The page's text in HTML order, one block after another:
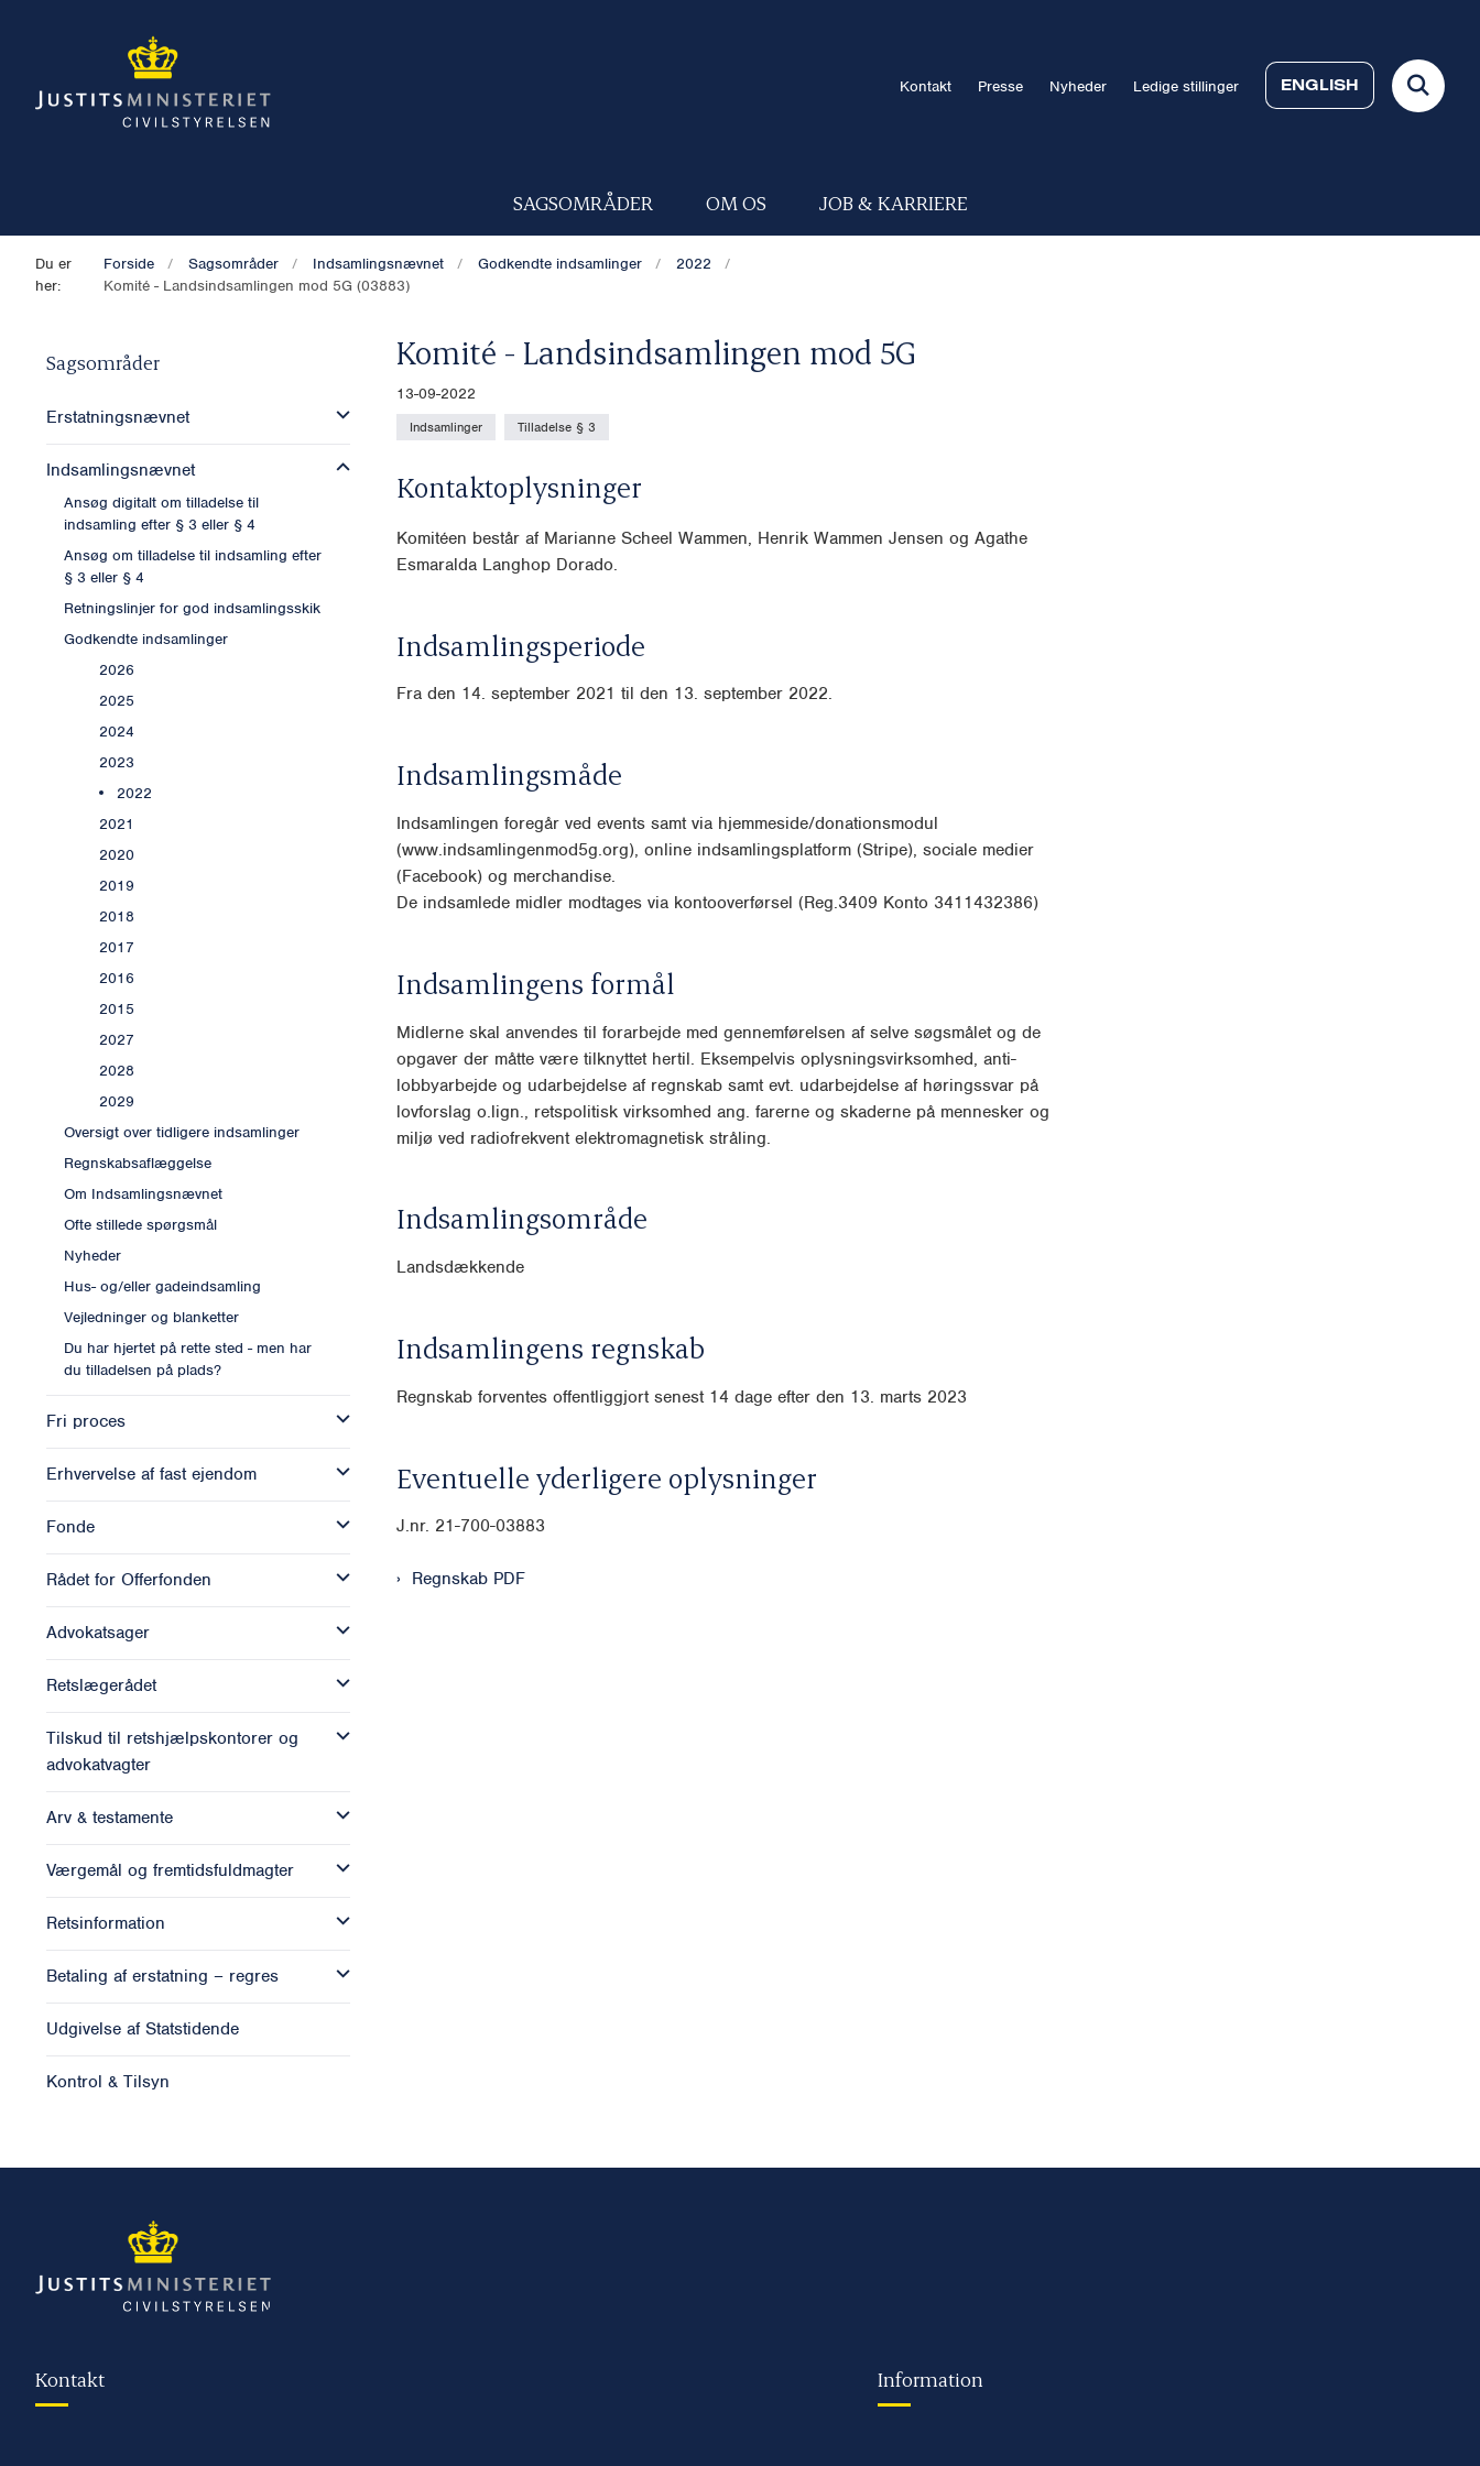
Kontakt Presse Nyheder Ledige stillinger ENGLISH
SAGSOMRÅDER OM OS JOB & KARRIERE
Du er
her:
Forside Sagsområder Indsamlingsnævnet Godkendte indsamlinger
2022
Komité - Landsindsamlingen mod 5G (03883)
Sagsområder
Erstatningsnævnet
Indsamlingsnævnet
Ansøg digitalt om tilladelse til
indsamling efter § 3 eller § 4
Ansøg om tilladelse til indsamling efter
§ 3 eller § 4
Retningslinjer for god indsamlingsskik
Godkendte indsamlinger
2026
2025
2024
2023
2022
2021
2020
2019
2018
2017
2016
2015
2027
2028
2029
Oversigt over tidligere indsamlinger
Regnskabsaflæggelse
Om Indsamlingsnævnet
Ofte stillede spørgsmål
Nyheder
Hus- og/eller gadeindsamling
Vejledninger og blanketter
Du har hjertet på rette sted - men har
du tilladelsen på plads?
Fri proces
Erhvervelse af fast ejendom
Fonde
Rådet for Offerfonden
Advokatsager
Retslægerådet
Tilskud til retshjælpskontorer og
advokatvagter
Arv & testamente
Værgemål og fremtidsfuldmagter
Retsinformation
Betaling af erstatning – regres
Udgivelse af Statstidende
Kontrol & Tilsyn
Komité - Landsindsamlingen mod 5G
13-09-2022
Indsamlinger Tilladelse § 3
Kontaktoplysninger
Komitéen består af Marianne Scheel Wammen, Henrik Wammen Jensen og Agathe
Esmaralda Langhop Dorado.
Indsamlingsperiode
Fra den 14. september 2021 til den 13. september 2022.
Indsamlingsmåde
Indsamlingen foregår ved events samt via hjemmeside/donationsmodul
(www.indsamlingenmod5g.org), online indsamlingsplatform (Stripe), sociale medier
(Facebook) og merchandise.
De indsamlede midler modtages via kontooverførsel (Reg.3409 Konto 3411432386)
Indsamlingens formål
Midlerne skal anvendes til forarbejde med gennemførelsen af selve søgsmålet og de
opgaver der måtte være tilknyttet hertil. Eksempelvis oplysningsvirksomhed, anti-
lobbyarbejde og udarbejdelse af regnskab samt evt. udarbejdelse af høringssvar på
lovforslag o.lign., retspolitisk virksomhed ang. farerne og skaderne på mennesker og
miljø ved radiofrekvent elektromagnetisk stråling.
Indsamlingsområde
Landsdækkende
Indsamlingens regnskab
Regnskab forventes offentliggjort senest 14 dage efter den 13. marts 2023
Eventuelle yderligere oplysninger
J.nr. 21-700-03883
Regnskab PDF
Kontakt Information